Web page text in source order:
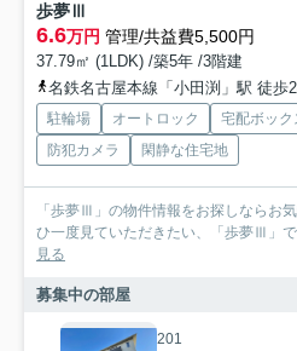
歩夢Ⅲ
6.6万円 管理/共益費5,500円
37.79㎡ (1LDK) /築5年 /3階建
名鉄名古屋本線「小田渕」駅 徒歩
駐輪場 オートロック 宅配ボック
防犯カメラ
閑静な住宅地
「歩夢Ⅲ」の物件情報をお探しならお
ひ一度見ていただきたい、「歩夢Ⅲ」
見る
募集中の部屋
201